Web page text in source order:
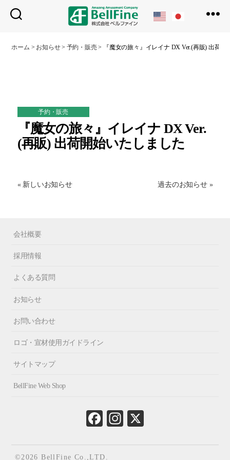
フ
ホーム > お知らせ> 予約・販売> 『魔女の旅々』イレイナ DX Ver.(再販) 出荷開
予約・販売
『魔女の旅々』イレイナ DX Ver.
(再販) 出荷開始いたしました
« 新しいお知らせ 過去のお知らせ »
会社概要
採用情報
よくある質問
お知らせ
お問い合わせ
ロゴ・宣材使用ガイドライン
サイトマップ
BellFine Web Shop
Fa
ce
ok
In
st
©2026 BellFine Co.,LTD.